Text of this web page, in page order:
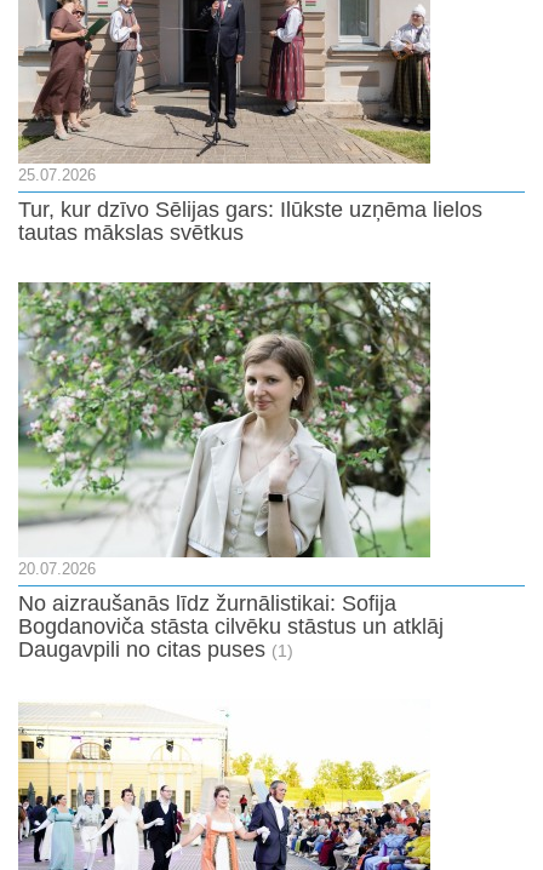
25.07.2026
Tur, kur dzīvo Sēlijas gars: Ilūkste uzņēma lielos
tautas mākslas svētkus
20.07.2026
No aizraušanās līdz žurnālistikai: Sofija
Bogdanoviča stāsta cilvēku stāstus un atklāj
Daugavpili no citas puses (1)